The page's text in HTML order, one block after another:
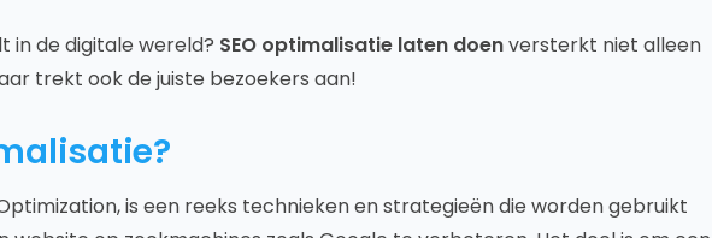
in de digitale wereld? SEO optimalisatie laten doenversterkt niet alleen
trekt ook de juiste bezoekers aan!
is een reeks technieken en strategieën die worden gebruikt